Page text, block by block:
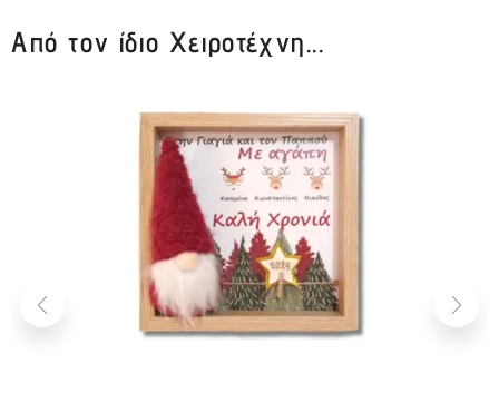
Από τον ίδιο Χειροτέχνη...